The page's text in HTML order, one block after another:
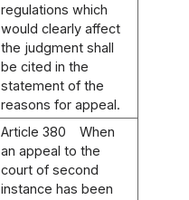
regulations which
would clearly affect
the judgment shall
be cited in the
statement of the
reasons for appeal.
Article 380
When
an appeal to the
court of second
instance has been